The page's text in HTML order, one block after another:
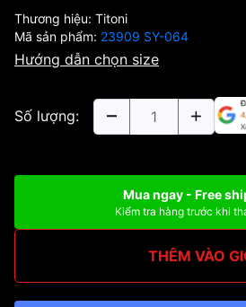
Thương hiệu: Titoni
Mã sản phẩm: 23909 SY-064
Hướng dẫn chọn size
Số lượng:
Mua ngay - Free
Kiểm tra hàng trước khi
THÊM VÀO